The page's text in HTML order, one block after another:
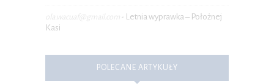
ola.wacuaf@gmail.com - Letnia wyprawka – Położnej
Kasi
POLECANE ARTYKUŁY